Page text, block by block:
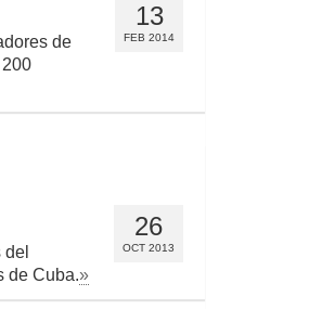
13
FEB 2014
de
26
OCT 2013
de Cuba.»